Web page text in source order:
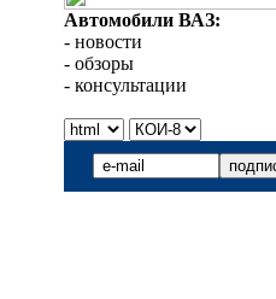
Автомобили ВАЗ:
- новости
- обзоры
- консультации